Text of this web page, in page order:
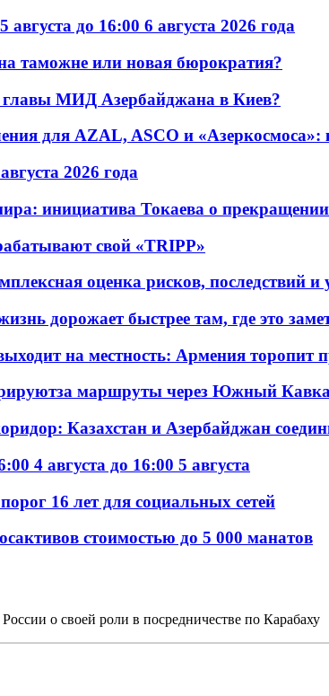
до 16:00 6 августа 2026 года
таможне или новая бюрократия?
главы МИД Азербайджана в Киев?
для AZAL, ASCO и «Азеркосмоса»:
2026 года
инициатива Токаева о
свой «TRIPP»
оценка рисков, последствий и
дорожает быстрее там, где это
на местность: Армения торопит
маршруты через Южный
Казахстан и Азербайджан
4 августа до 16:00 5 августа
16 лет для социальных сетей
стоимостью до 5 000 манатов
о своей роли в посредничестве по Карабаху